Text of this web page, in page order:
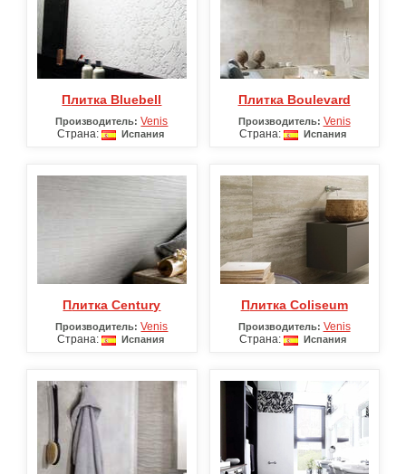
Плитка Bluebell
Производитель: Venis
Страна:
Испания
Плитка Boulevard
Производитель: Venis
Страна:
Испания
Плитка Century
Производитель: Venis
Страна:
Испания
Плитка Coliseum
Производитель: Venis
Страна:
Испания